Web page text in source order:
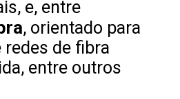
e, entre
, orientado para
redes de fibra
entre outros